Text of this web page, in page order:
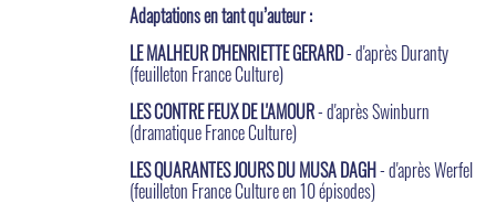
Adaptations en tant qu’auteur :
LE MALHEUR D'HENRIETTE GERARD- d'après Duranty
(feuilleton France Culture)
LES CONTRE FEUX DE L'AMOUR- d'après Swinburn
(dramatique France Culture)
LES QUARANTES JOURS DU MUSA DAGH- d'après Werfel
(feuilleton France Culture en 10 épisodes)